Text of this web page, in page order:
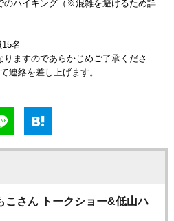
のハイキング（※混雑を避けるため詳
名
ますのであらかじめご了承くださ
連絡を差し上げます。
こさん トークショー&低山ハ